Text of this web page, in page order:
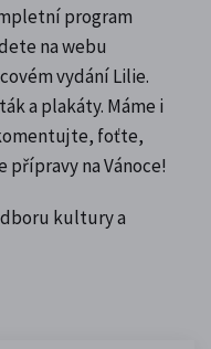
program
na webu
vydání Lilie.
a plakáty. Máme i
foťte,
přípravy na Vánoce!
kultury a